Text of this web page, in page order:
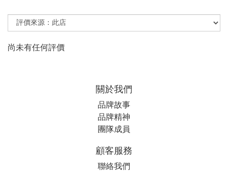
尚未有任何評價
關於我們
品牌故事
品牌精神
團隊成員
顧客服務
聯絡我們